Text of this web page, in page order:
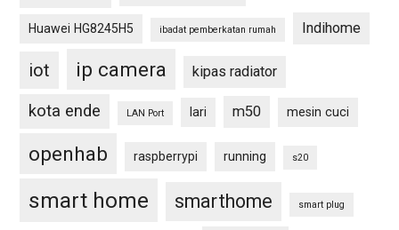
Huawei HG8245H5 ibadat pemberkatan rumah Indihome
iot ip camera kipas radiator
kota ende LAN Port lari m50 mesin cuci
openhab raspberrypi running s20
smart home smarthome smart plug